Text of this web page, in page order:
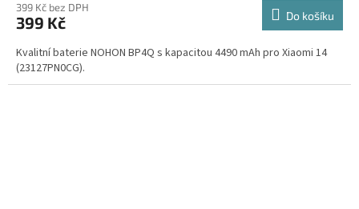
399 Kč bez DPH
399 Kč Do košíku
Kvalitní baterie NOHON BP4Q s kapacitou 4490 mAh pro Xiaomi 14
(23127PN0CG).